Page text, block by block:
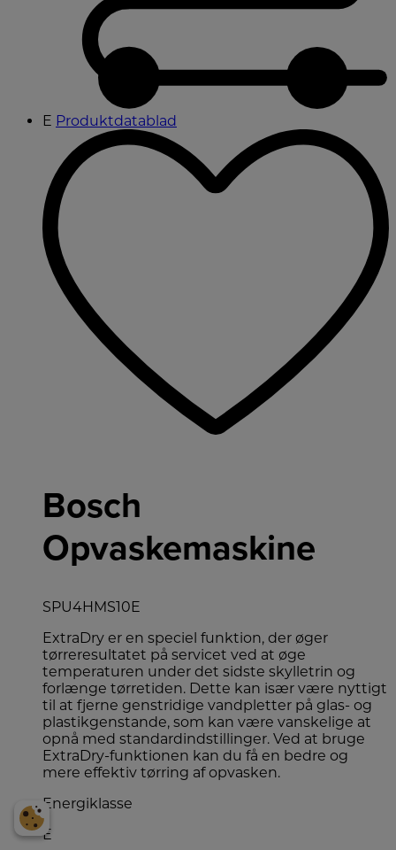
E Produktdatablad
Bosch
Opvaskemaskine
SPU4HMS10E
ExtraDry er en speciel funktion, der øger
tørreresultatet på servicet ved at øge
temperaturen under det sidste skylletrin og
forlænge tørretiden. Dette kan især være nyttigt
til at fjerne genstridige vandpletter på glas- og
plastikgenstande, som kan være vanskelige at
opnå med standardindstillinger. Ved at bruge
ExtraDry-funktionen kan du få en bedre og
mere effektiv tørring af opvasken.
Energiklasse
E